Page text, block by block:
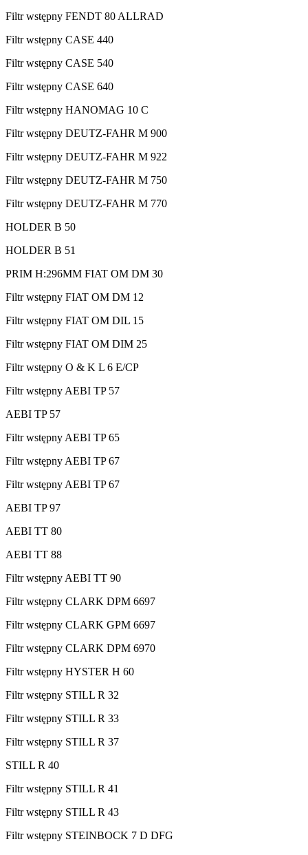
Filtr wstępny FENDT 80 ALLRAD
Filtr wstępny CASE 440
Filtr wstępny CASE 540
Filtr wstępny CASE 640
Filtr wstępny HANOMAG 10 C
Filtr wstępny DEUTZ-FAHR M 900
Filtr wstępny DEUTZ-FAHR M 922
Filtr wstępny DEUTZ-FAHR M 750
Filtr wstępny DEUTZ-FAHR M 770
HOLDER B 50
HOLDER B 51
PRIM H:296MM FIAT OM DM 30
Filtr wstępny FIAT OM DM 12
Filtr wstępny FIAT OM DIL 15
Filtr wstępny FIAT OM DIM 25
Filtr wstępny O & K L 6 E/CP
Filtr wstępny AEBI TP 57
AEBI TP 57
Filtr wstępny AEBI TP 65
Filtr wstępny AEBI TP 67
Filtr wstępny AEBI TP 67
AEBI TP 97
AEBI TT 80
AEBI TT 88
Filtr wstępny AEBI TT 90
Filtr wstępny CLARK DPM 6697
Filtr wstępny CLARK GPM 6697
Filtr wstępny CLARK DPM 6970
Filtr wstępny HYSTER H 60
Filtr wstępny STILL R 32
Filtr wstępny STILL R 33
Filtr wstępny STILL R 37
STILL R 40
Filtr wstępny STILL R 41
Filtr wstępny STILL R 43
Filtr wstępny STEINBOCK 7 D DFG